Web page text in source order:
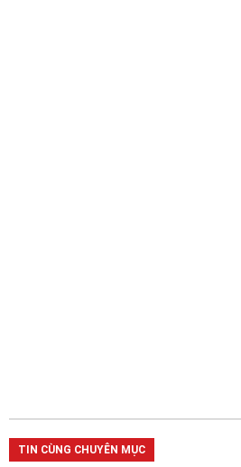
TIN CÙNG CHUYÊN MỤC